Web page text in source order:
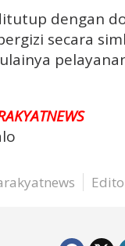
dengan
secara